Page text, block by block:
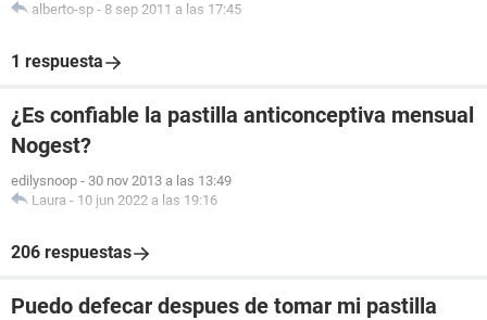
alberto-sp - 8 sep 2011 a las 17:45
1 respuesta
¿Es confiable la pastilla anticonceptiva mensual
Nogest?
edilysnoop - 30 nov 2013 a las 13:49
Laura - 10 jun 2022 a las 19:16
206 respuestas
Puedo defecar despues de tomar mi pastilla